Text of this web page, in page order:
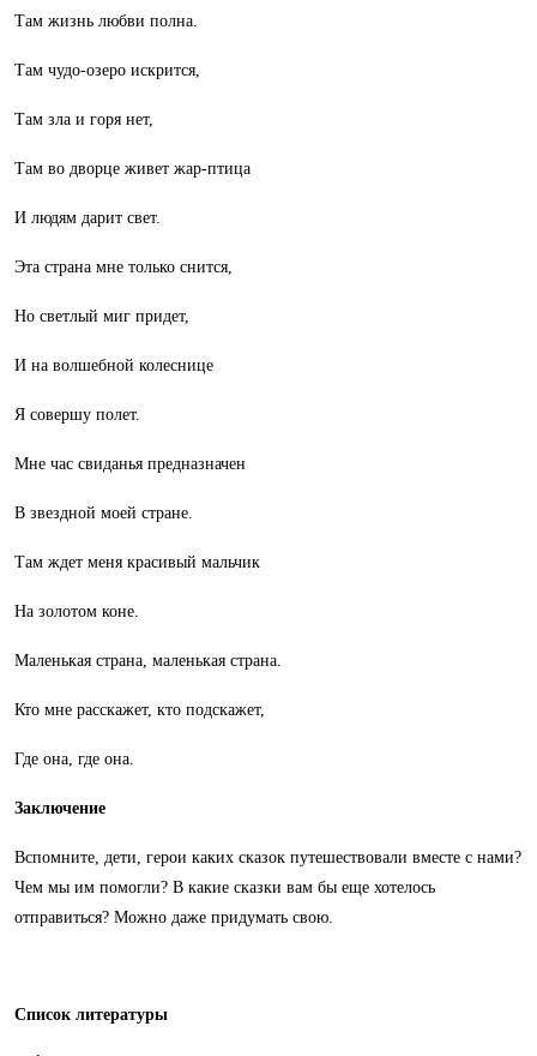
Там жизнь любви полна.
Там чудо-озеро искрится,
Там зла и горя нет,
Там во дворце живет жар-птица
И людям дарит свет.
Эта страна мне только снится,
Но светлый миг придет,
И на волшебной колеснице
Я совершу полет.
Мне час свиданья предназначен
В звездной моей стране.
Там ждет меня красивый мальчик
На золотом коне.
Маленькая страна, маленькая страна.
Кто мне расскажет, кто подскажет,
Где она, где она.
Заключение
Вспомните, дети, герои каких сказок путешествовали вместе с нами?
Чем мы им помогли? В какие сказки вам бы еще хотелось
отправиться? Можно даже придумать свою.
Список литературы